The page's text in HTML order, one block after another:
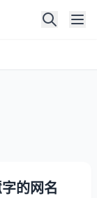
的网名